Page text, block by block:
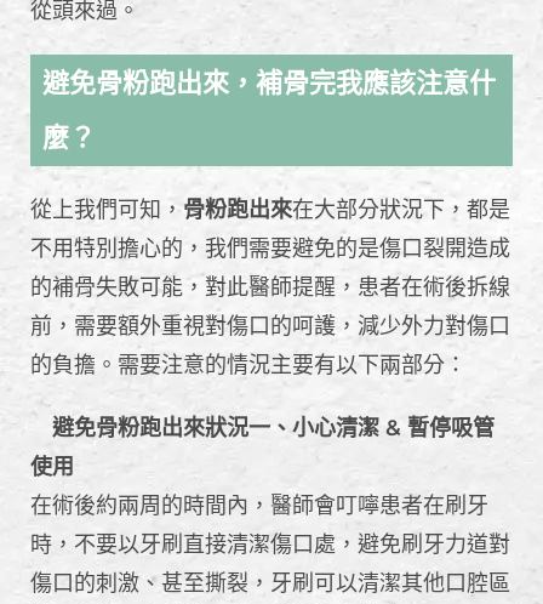
從頭來過。
避免骨粉跑出來，補骨完我應該注意什
麼？
從上我們可知， 骨粉跑出來在大部分狀況下，都是
不用特別擔心的，我們需要避免的是傷口裂開造成
的補骨失敗可能，對此醫師提醒，患者在術後拆線
前，需要額外重視對傷口的呵護，減少外力對傷口
的負擔。需要注意的情況主要有以下兩部分：
避免骨粉跑出來狀況一、小心清潔 & 暫停吸管
使用
在術後約兩周的時間內，醫師會叮嚀患者在刷牙
時，不要以牙刷直接清潔傷口處，避免刷牙力道對
傷口的刺激、甚至撕裂，牙刷可以清潔其他口腔區